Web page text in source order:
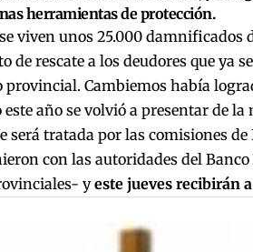
herramientas de protección.
viven unos 25.000 damnificados
rescate a los deudores que ya
provincial. Cambiemos había
año se volvió a presentar de la
será tratada por las comisiones de
con las autoridades del
yeste jueves recibirán